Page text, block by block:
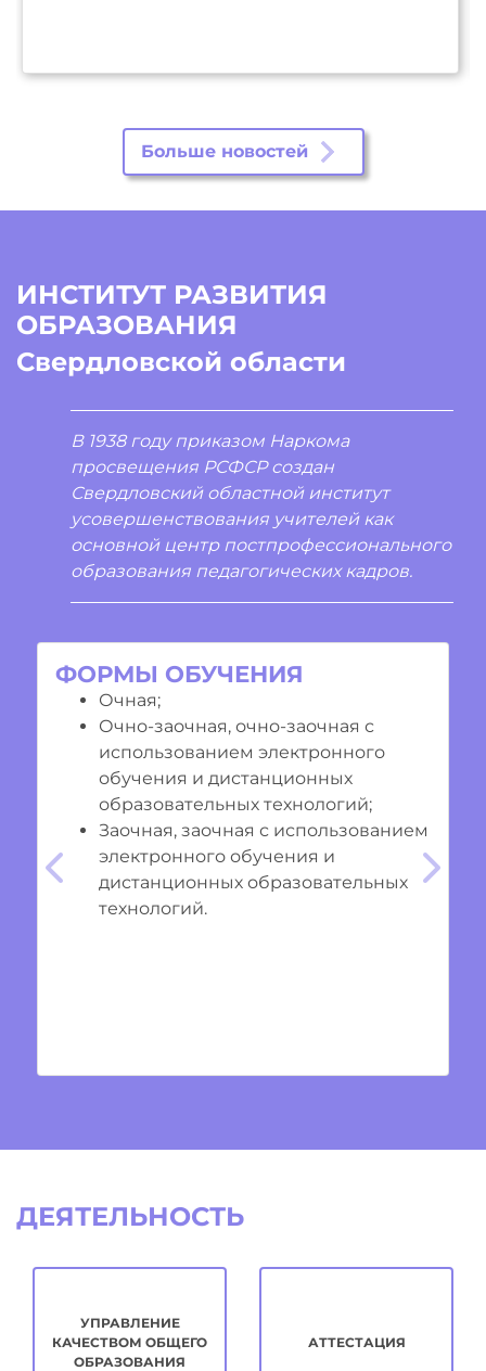
Больше новостей
ИНСТИТУТ РАЗВИТИЯ
ОБРАЗОВАНИЯ
Свердловской области
В 1938 году приказом Наркома
просвещения РСФСР создан
Свердловский областной институт
усовершенствования учителей как
основной центр постпрофессионального
образования педагогических кадров.
ФОРМЫ ОБУЧЕНИЯ
Очная;
Очно-заочная, очно-заочная с
использованием электронного
обучения и дистанционных
образовательных технологий;
Заочная, заочная с использованием
электронного обучения и
дистанционных образовательных
технологий.
Предыдущий
ДЕЯТЕЛЬНОСТЬ
УПРАВЛЕНИЕ
КАЧЕСТВОМ ОБЩЕГО
ОБРАЗОВАНИЯ
АТТЕСТАЦИЯ